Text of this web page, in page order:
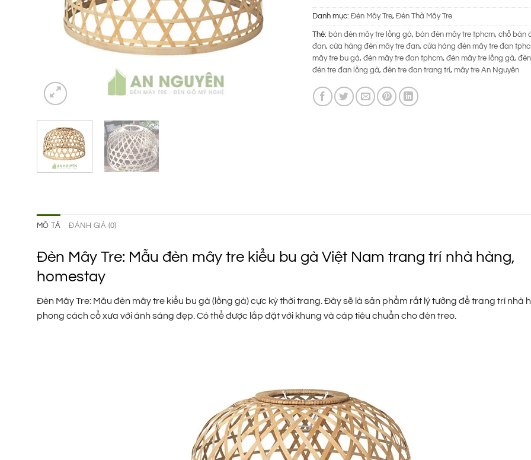
Danh mục: Đèn Mây Tre, Đèn Thả Mây Tre
Thẻ: bán đèn mây tre lồng gà, bán đèn mây tre tphcm, chỗ bán
đan, cửa hàng đèn mây tre đan, cửa hàng đèn mây tre đan
mây tre bu gà, đèn mây tre đan tphcm, đèn mây tre lồng gà,
đèn tre đan lồng gà, đèn tre đan trang trí, mây tre An Nguyên
MÔ TẢ ĐÁNH GIÁ (0)
Đèn Mây Tre: Mẫu đèn mây tre kiểu bu gà Việt Nam trang trí nhà hàng,
homestay
Đèn Mây Tre: Mẫu đèn mây tre kiểu bu gà (lồng gà) cực kỳ thời trang. Đây sẽ là sản phẩm rất lý tưởng để trang trí nhà
phong cách cổ xưa với ánh sáng đẹp. Có thể được lắp đặt với khung và cáp tiêu chuẩn cho đèn treo.